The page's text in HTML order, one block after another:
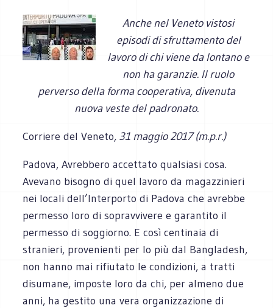
Anche nel Veneto vistosi
episodi di sfruttamento del
lavoro di chi viene da lontano e
non ha garanzie. Il ruolo
perverso della forma cooperativa, divenuta
nuova veste del padronato.
Corriere del Veneto, 31 maggio 2017 (m.p.r.)
Padova, Avrebbero accettato qualsiasi cosa.
Avevano bisogno di quel lavoro da magazzinieri
nei locali dell’Interporto di Padova che avrebbe
permesso loro di sopravvivere e garantito il
permesso di soggiorno. E così centinaia di
stranieri, provenienti per lo più dal Bangladesh,
non hanno mai rifiutato le condizioni, a tratti
disumane, imposte loro da chi, per almeno due
anni, ha gestito una vera organizzazione di